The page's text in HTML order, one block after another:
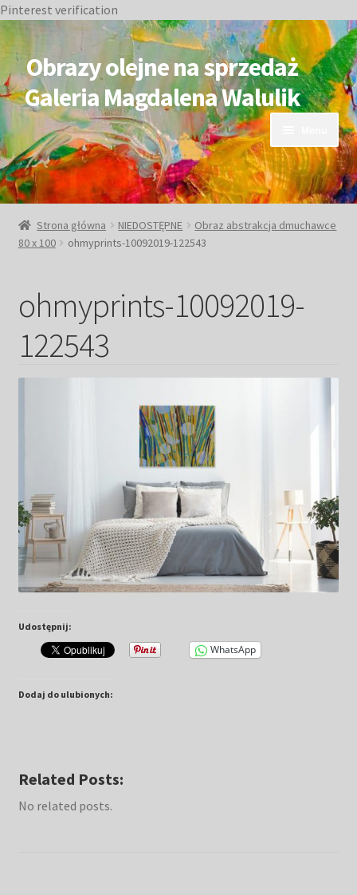
Pinterest verification
do
nawigacji
do
treści
Obrazy olejne na sprzedaż
Galeria Magdalena Walulik
OBRAZY DOSTĘPNE
Duże obrazy
Małe obrazy
Postacie
Tarot
Wabi sabi
Aukcja
O mnie
Strona główna NIEDOSTĘPNE
Obraz abstrakcja dmuchawce
80 x 100
ohmyprints-10092019-122543
ohmyprints-10092019-
122543
Udostępnij:
WhatsApp
Dodaj do ulubionych:
Related Posts:
No related posts.